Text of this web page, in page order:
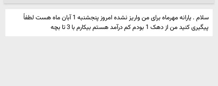
سلام . یارانه مهرماه برای من واریز نشده امروز پنجشنبه 1 آبان ماه هست لطفاً
پیگیری کنید من از دهک 1 بودم کم درآمد هستم بیکارم با 3 تا بچه